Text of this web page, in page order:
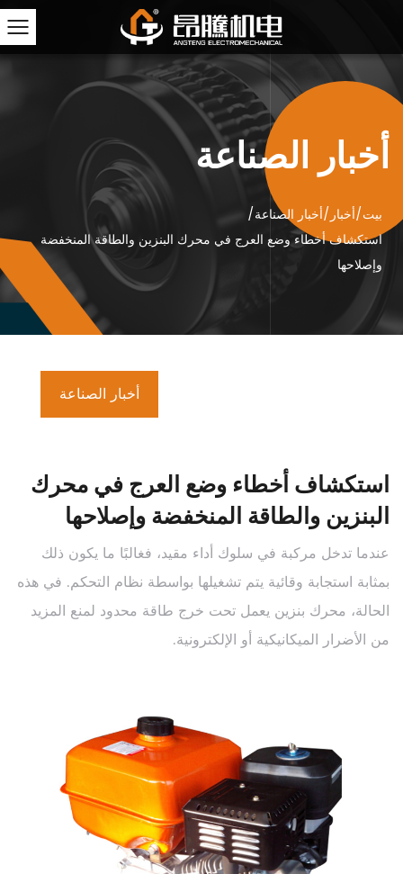
أخبار الصناعة
بيت/أخبار/أخبار الصناعة/
استكشاف أخطاء وضع العرج في محرك البنزين والطاقة المنخفضة
وإصلاحها
أخبار الصناعة
استكشاف أخطاء وضع العرج في محرك
البنزين والطاقة المنخفضة وإصلاحها
عندما تدخل مركبة في سلوك أداء مقيد، فغالبًا ما يكون ذلك
بمثابة استجابة وقائية يتم تشغيلها بواسطة نظام التحكم. في هذه
الحالة، محرك بنزين يعمل تحت خرج طاقة محدود لمنع المزيد
من الأضرار الميكانيكية أو الإلكترونية.